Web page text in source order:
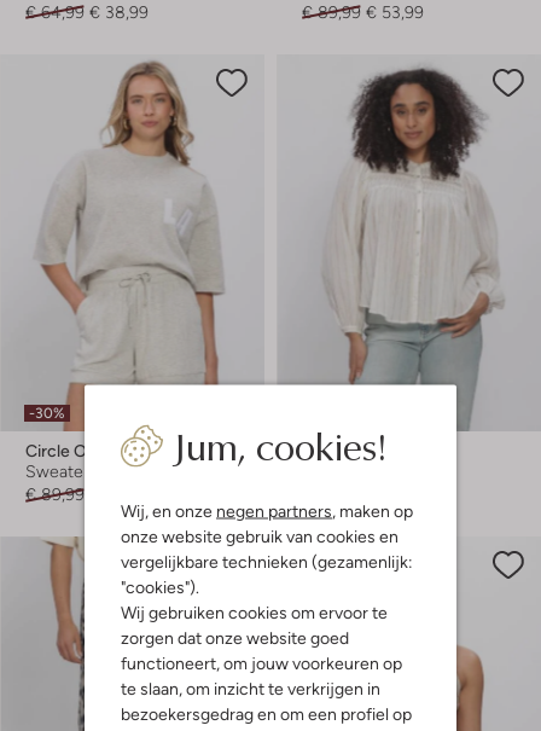
Jum, cookies!
Wij, en onze negen partners, maken op
onze website gebruik van cookies en
vergelijkbare technieken (gezamenlijk:
"cookies").
Wij gebruiken cookies om ervoor te
zorgen dat onze website goed
functioneert, om jouw voorkeuren op
te slaan, om inzicht te verkrijgen in
bezoekersgedrag en om een profiel op
€ 64,99 € 38,99
€ 89,99 € 53,99
-30%
Circle Of Trust
Sweater
€ 89,99
Circle Of Trust